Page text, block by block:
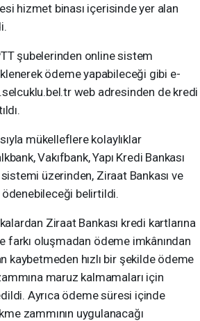
hizmet binası içerisinde yer alan
şubelerinden online sistem
ödeme yapabileceği gibi e-
web adresinden de kredi
mükelleflere kolaylıklar
Vakıfbank, Yapı Kredi Bankası
üzerinden, Ziraat Bankası ve
ödenebileceği belirtildi.
Ziraat Bankası kredi kartlarına
farkı oluşmadan ödeme imkânından
kaybetmeden hızlı bir şekilde ödeme
maruz kalmamaları için
Ayrıca ödeme süresi içinde
zammının uygulanacağı